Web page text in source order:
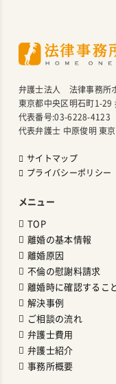
弁護士法人 法律事務所
東京都中央区明石町1-29
代表番号:03-6228-
代表弁護士 中原俊明 東
サイトマップ
プライバシーポリシー
メニュー
TOP
離婚の基本情報
離婚原因
不倫の慰謝料請求
離婚時に確認すること
解決事例
ご相談の流れ
弁護士費用
弁護士紹介
事務所概要